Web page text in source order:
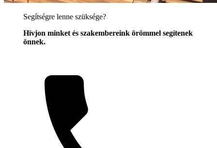
Segítségre lenne szüksége?
Hívjon minket és szakembereink örömmel segítenek
önnek.